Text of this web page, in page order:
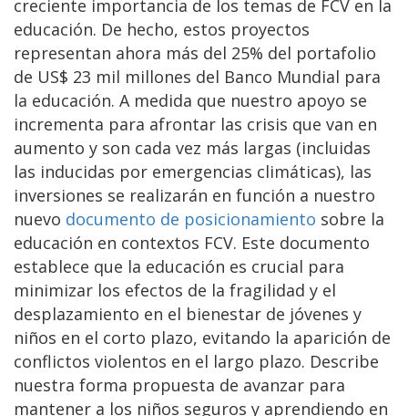
creciente importancia de los temas de FCV en la
educación. De hecho, estos proyectos
representan ahora más del 25% del portafolio
de US$ 23 mil millones del Banco Mundial para
la educación. A medida que nuestro apoyo se
incrementa para afrontar las crisis que van en
aumento y son cada vez más largas (incluidas
las inducidas por emergencias climáticas), las
inversiones se realizarán en función a nuestro
nuevo documento de posicionamiento sobre la
educación en contextos FCV. Este documento
establece que la educación es crucial para
minimizar los efectos de la fragilidad y el
desplazamiento en el bienestar de jóvenes y
niños en el corto plazo, evitando la aparición de
conflictos violentos en el largo plazo. Describe
nuestra forma propuesta de avanzar para
mantener a los niños seguros y aprendiendo en